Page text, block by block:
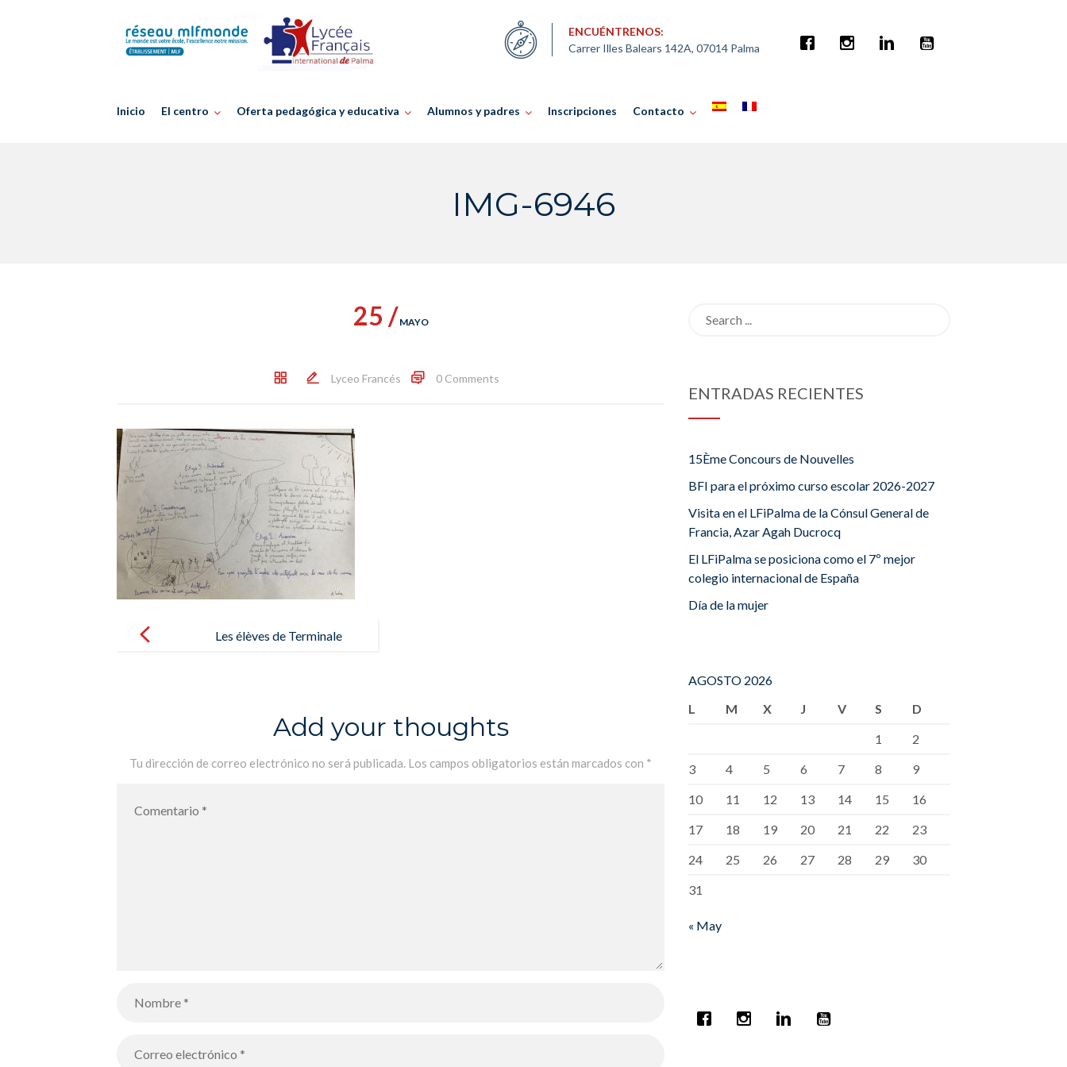
ENCUÉNTRENOS:
Carrer Illes Balears 142A, 07014 Palma
Inicio El centro Oferta pedagógica y educativa Alumnos y padres Inscripciones Contacto
IMG-6946
25 / MAYO
Lyceo Francés 0 Comments
navigation
Les élèves de Terminale
de Terminale representan en forma
de dibujos la Alegoría de la
Add your thoughts
Tu dirección de correo electrónico no será publicada. Los campos obligatorios están marcados con *
ENTRADAS RECIENTES
15Ème Concours de Nouvelles
BFI para el próximo curso escolar 2026-2027
Visita en el LFiPalma de la Cónsul General de
Francia, Azar Agah Ducrocq
El LFiPalma se posiciona como el 7º mejor
colegio internacional de España
Día de la mujer
AGOSTO 2026
L
M X J V S
D
1
2
3
4 5 6 7 8
9
10
11 12 13 14 15
16
17
18 19 20 21 22
23
24
25 26 27 28 29
30
31
« May